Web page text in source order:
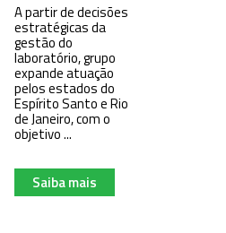
A partir de decisões
estratégicas da
gestão do
laboratório, grupo
expande atuação
pelos estados do
Espírito Santo e Rio
de Janeiro, com o
objetivo ...
Saiba mais